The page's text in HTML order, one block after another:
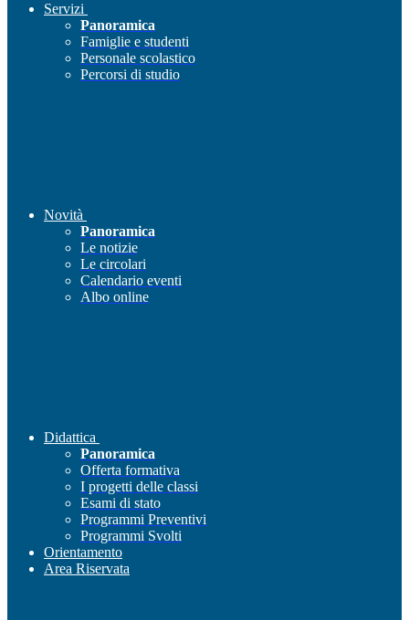
Servizi
Panoramica
Famiglie e studenti
Personale scolastico
Percorsi di studio
Novità
Panoramica
Le notizie
Le circolari
Calendario eventi
Albo online
Didattica
Panoramica
Offerta formativa
I progetti delle classi
Esami di stato
Programmi Preventivi
Programmi Svolti
Orientamento
Area Riservata